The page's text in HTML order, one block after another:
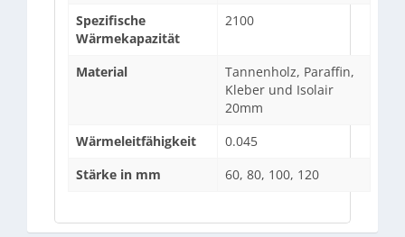
Spezifische
Wärmekapazität
2100
Material
Tannenholz, Paraffin,
Kleber und Isolair
20mm
Wärmeleitfähigkeit
0.045
Stärke in mm
60, 80, 100, 120